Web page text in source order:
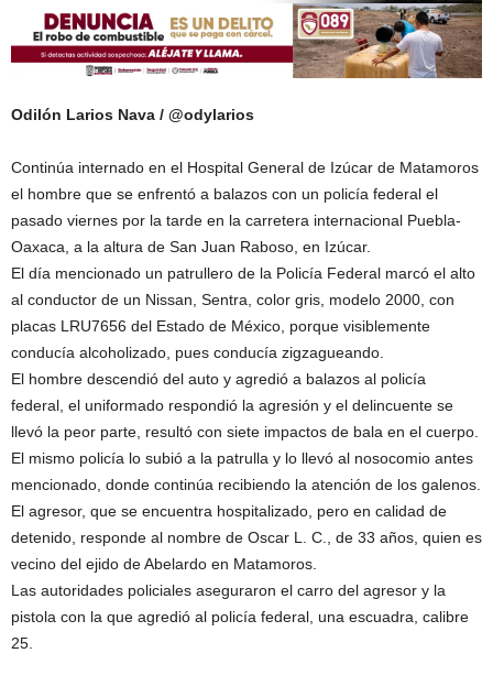
Odilón Larios Nava / @odylarios
Continúa internado en el Hospital General de Izúcar de Matamoros
el hombre que se enfrentó a balazos con un policía federal el
pasado viernes por la tarde en la carretera internacional Puebla-
Oaxaca, a la altura de San Juan Raboso, en Izúcar.
El día mencionado un patrullero de la Policía Federal marcó el alto
al conductor de un Nissan, Sentra, color gris, modelo 2000, con
placas LRU7656 del Estado de México, porque visiblemente
conducía alcoholizado, pues conducía zigzagueando.
El hombre descendió del auto y agredió a balazos al policía
federal, el uniformado respondió la agresión y el delincuente se
llevó la peor parte, resultó con siete impactos de bala en el cuerpo.
El mismo policía lo subió a la patrulla y lo llevó al nosocomio antes
mencionado, donde continúa recibiendo la atención de los galenos.
El agresor, que se encuentra hospitalizado, pero en calidad de
detenido, responde al nombre de Oscar L. C., de 33 años, quien es
vecino del ejido de Abelardo en Matamoros.
Las autoridades policiales aseguraron el carro del agresor y la
pistola con la que agredió al policía federal, una escuadra, calibre
25.